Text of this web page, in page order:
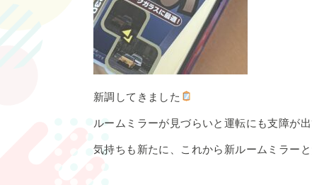
新調してきました
ルームミラーが見づらいと運転にも支障が
気持ちも新たに、これから新ルームミラー